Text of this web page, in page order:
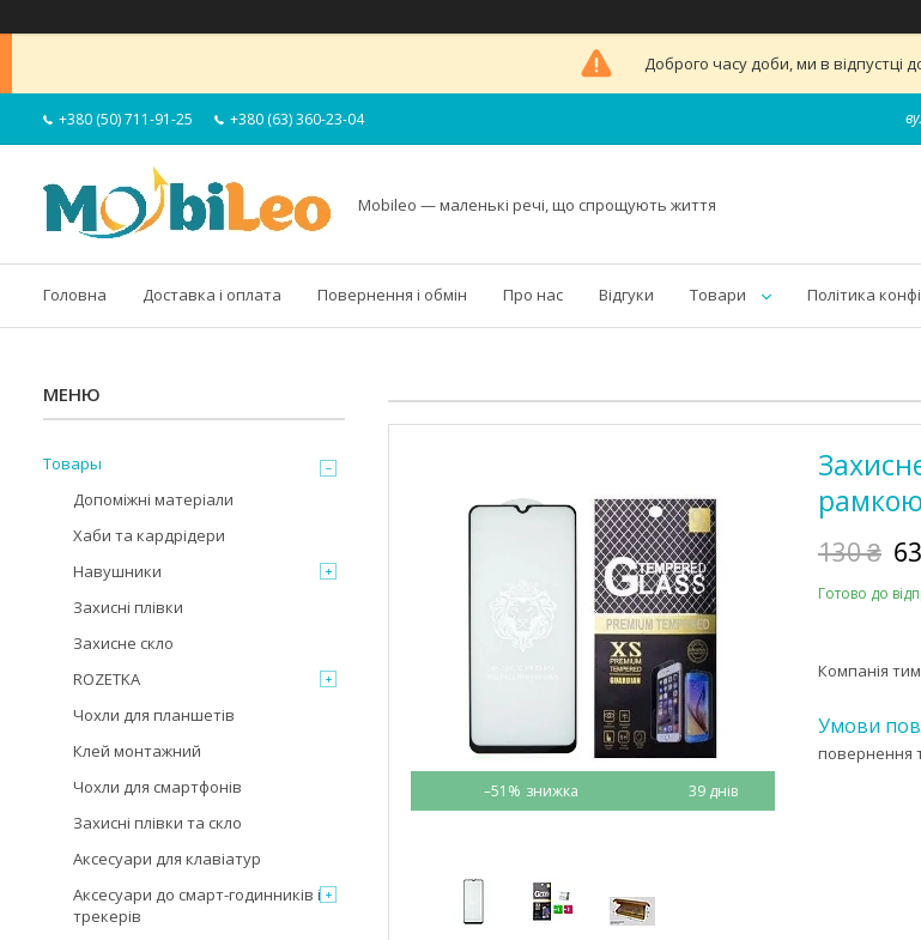
Доброго часу доби, ми в відпустці
+380 (50) 711-91-25 +380 (63) 360-23-04
Mobileo — маленькі речі, що спрощують життя
Головна Доставка і оплата Повернення і обмін Про нас Відгуки Товари Політика
–51% 39 днів
рамкою
130 ₴
Готово до
Компанія
повернення
Товары
Допоміжні матеріали
Хаби та кардрідери
Навушники
Захисні плівки
Захисне скло
ROZETKA
Чохли для планшетів
Клей монтажний
Чохли для смартфонів
Захисні плівки та скло
Аксесуари для клавіатур
Аксесуари до смарт-годинників і
трекерів